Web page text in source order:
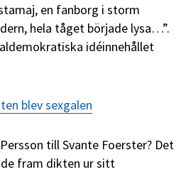
en fanborg i storm
hela tåget började lysa…”.
idéinnehållet
blev sexgalen
till Svante Foerster? Det
fram dikten ur sitt